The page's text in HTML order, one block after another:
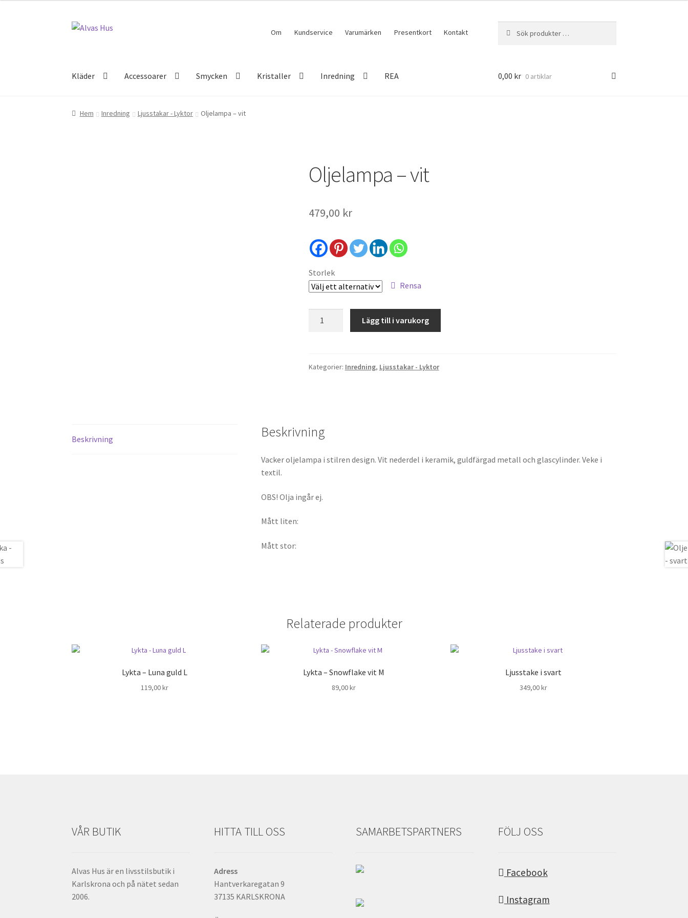
Hoppa
Hoppa
Om Kundservice Varumärken Presentkort Kontakt
efter:
Kläder Accessoarer Smycken Kristaller Inredning REA 0,00 kr 0 artiklar
Hem Inredning Ljusstakar - Lyktor Oljelampa – vit
Oljelampa – vit
479,00 kr
Storlek
Rensa
Lägg till i varukorg
Kategorier: Inredning, Ljusstakar - Lyktor
Beskrivning Beskrivning
Vacker oljelampa i stilren design. Vit nederdel i keramik, guldfärgad metall och glascylinder. Veke i
textil.
OBS! Olja ingår ej.
Mått liten:
Mått stor:
Relaterade produkter
Lykta – Luna guld L
119,00kr
Lykta – Snowflake vit M
89,00kr
Ljusstake i svart
349,00kr
VÅR BUTIK
Alvas Hus är en livsstilsbutik i
Karlskrona och på nätet sedan
2006.
HITTA TILL OSS
Adress
Hantverkaregatan 9
37135 KARLSKRONA
SAMARBETSPARTNERS FÖLJ OSS
Facebook
Instagram